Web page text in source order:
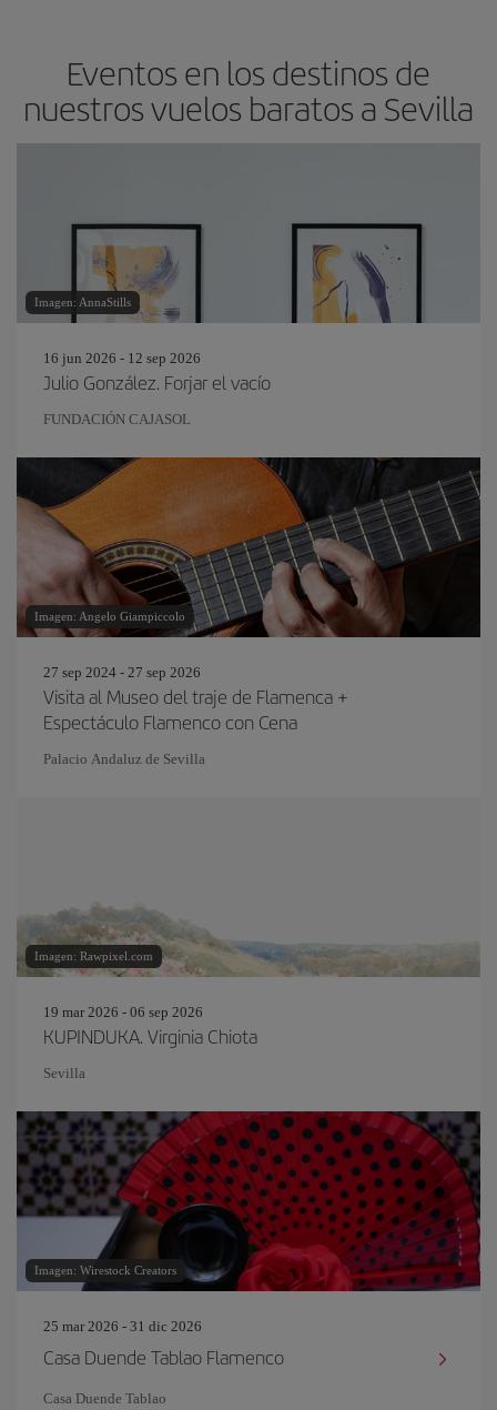
Eventos en los destinos de
nuestros vuelos baratos a Sevilla
Imagen: AnnaStills
16 jun 2026 - 12 sep 2026
Julio González. Forjar el vacío
FUNDACIÓN CAJASOL
Imagen: Angelo Giampiccolo
27 sep 2024 - 27 sep 2026
Visita al Museo del traje de Flamenca +
Espectáculo Flamenco con Cena
Palacio Andaluz de Sevilla
Imagen: Rawpixel.com
19 mar 2026 - 06 sep 2026
KUPINDUKA. Virginia Chiota
Sevilla
Imagen: Wirestock Creators
25 mar 2026 - 31 dic 2026
Casa Duende Tablao Flamenco
Casa Duende Tablao